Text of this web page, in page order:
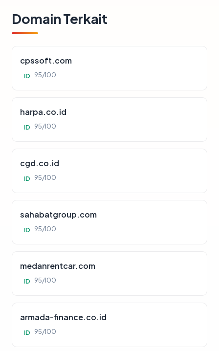
Domain Terkait
cpssoft.com
ID 95/100
harpa.co.id
ID 95/100
cgd.co.id
ID 95/100
sahabatgroup.com
ID 95/100
medanrentcar.com
ID 95/100
armada-finance.co.id
ID 95/100